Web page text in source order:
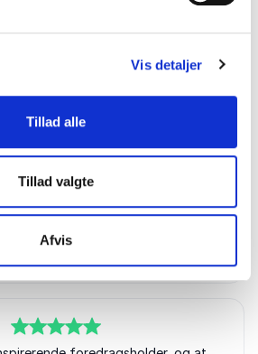
Vis detaljer
Tillad alle
Tillad valgte
Afvis
og samlende måde. Hun havde
sig godt.
Tatjana Johnsson